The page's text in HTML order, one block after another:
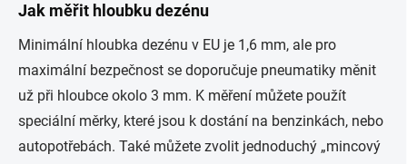
Jak měřit hloubku dezénu
Minimální hloubka dezénu v EU je 1,6 mm, ale pro
maximální bezpečnost se doporučuje pneumatiky měnit
už při hloubce okolo 3 mm. K měření můžete použít
speciální měrky, které jsou k dostání na benzinkách, nebo
autopotřebách. Také můžete zvolit jednoduchý „mincový